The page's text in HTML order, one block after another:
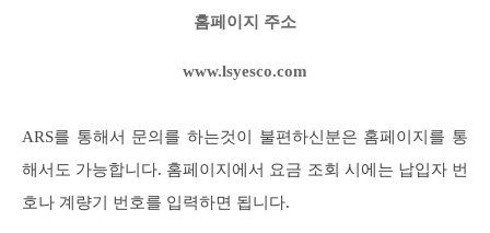
홈페이지 주소
www.lsyesco.com
ARS를 통해서 문의를 하는것이 불편하신분은 홈페이지를 통
해서도 가능합니다. 홈페이지에서 요금 조회 시에는 납입자 번
호나 계량기 번호를 입력하면 됩니다.